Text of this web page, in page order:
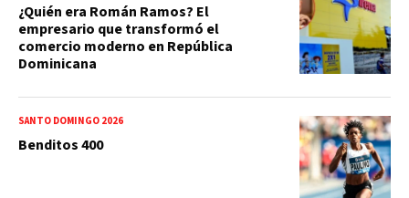
¿Quién era Román Ramos? El
empresario que transformó el
comercio moderno en República
Dominicana
SANTO DOMINGO 2026
Benditos 400